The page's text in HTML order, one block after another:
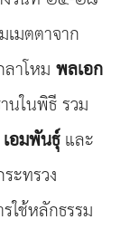
มตตาจาก
าโหมพลเอก
นในพิธี รวม
อมพันธุ์และ
ะทรวง
ใช้หลักธรรม